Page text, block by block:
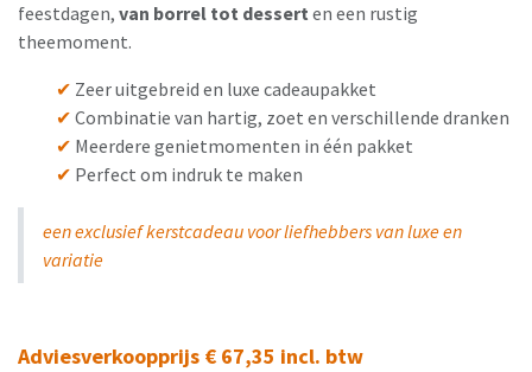
feestdagen, van borrel tot dessert en een rustig
theemoment.
✔ Zeer uitgebreid en luxe cadeaupakket
✔ Combinatie van hartig, zoet en verschillende dranken
✔ Meerdere genietmomenten in één pakket
✔ Perfect om indruk te maken
een exclusief kerstcadeau voor liefhebbers van luxe en
variatie
Adviesverkoopprijs € 67,35 incl. btw